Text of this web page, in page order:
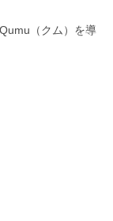
（クム）を導